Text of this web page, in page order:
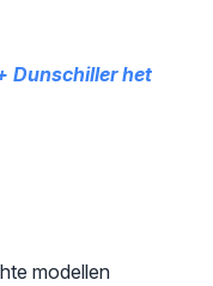
Dunschiller het
modellen